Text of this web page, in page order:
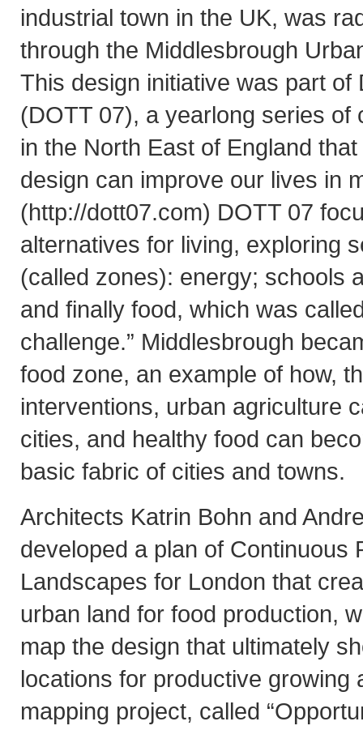
industrial town in the UK, was
through the Middlesbrough
This design initiative was part of
(DOTT 07), a yearlong series of
in the North East of England
design can improve our lives in
(http://dott07.com) DOTT 07
alternatives for living, exploring
(called zones): energy; schools
and finally food, which was
challenge.” Middlesbrough
food zone, an example of how,
interventions, urban agriculture
cities, and healthy food can
basic fabric of cities and towns.
Architects Katrin Bohn and
developed a plan of Continuous
Landscapes for London that
urban land for food production,
map the design that ultimately
locations for productive growing
mapping project, called